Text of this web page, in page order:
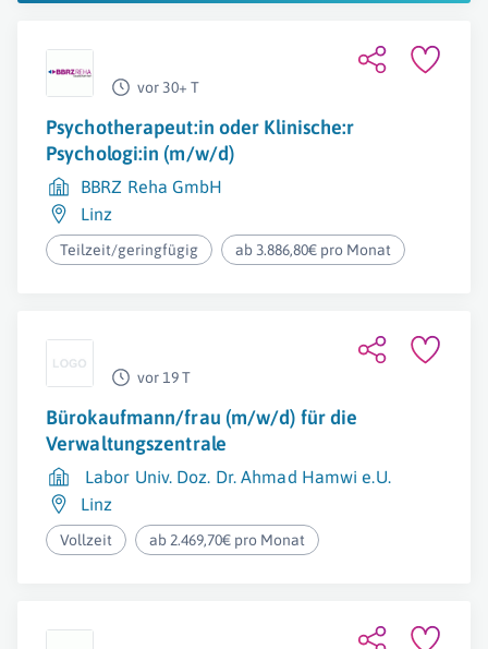
vor 30+ T
Psychotherapeut:in oder Klinische:r
Psychologi:in (m/w/d)
BBRZ Reha GmbH
Linz
Teilzeit/geringfügig ab 3.886,80€ pro Monat
vor 19 T
Bürokaufmann/frau (m/w/d) für die
Verwaltungszentrale
Labor Univ. Doz. Dr. Ahmad Hamwi e.U.
Linz
Vollzeit ab 2.469,70€ pro Monat